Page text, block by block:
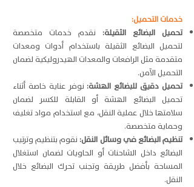
خدمات التحميل:
تحميل البضائع الثقيلة: نقدم خدمات متخصصة
لتحميل البضائع الثقيلة باستخدام أدوات ومعدات
متقدمة مثل الرافعات والمعدات الهيدروليكية لضمان
التحميل الآمن.
تحميل دقيق للبضائع الهشة: نوفر عناية خاصة أثناء
تحميل البضائع الهشة أو القابلة للكسر لضمان
سلامتها خلال عملية النقل، مع استخدام مواد تغليف
وحماية متخصصة.
تنظيم البضائع في وسائل النقل: نقوم بتنظيم وترتيب
البضائع داخل الشاحنات أو الحاويات لضمان استغلال
المساحة بأفضل طريقة وتجنب تحرك البضائع خلال
النقل.